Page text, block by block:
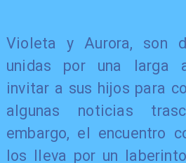
Violeta y Aurora, son
unidas por una larga
invitar a sus hijos para
algunas noticias
embargo, el encuentro
los lleva por un